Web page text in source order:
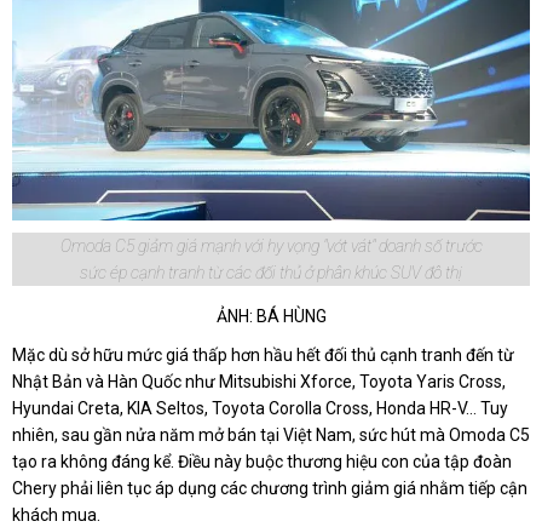
Omoda C5 giảm giá mạnh với hy vọng "vớt vát" doanh số trước
sức ép cạnh tranh từ các đối thủ ở phân khúc SUV đô thị
ẢNH: BÁ HÙNG
Mặc dù sở hữu mức giá thấp hơn hầu hết đối thủ cạnh tranh đến từ
Nhật Bản và Hàn Quốc như Mitsubishi Xforce, Toyota Yaris Cross,
Hyundai Creta, KIA Seltos, Toyota Corolla Cross, Honda HR-V… Tuy
nhiên, sau gần nửa năm mở bán tại Việt Nam, sức hút mà Omoda C5
tạo ra không đáng kể. Điều này buộc thương hiệu con của tập đoàn
Chery phải liên tục áp dụng các chương trình giảm giá nhằm tiếp cận
khách mua.